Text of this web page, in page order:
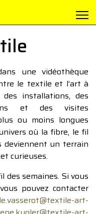
une vidéothèque
le textile et l’art à
installations, des
et des visites
ou moins longues
où la fibre, le fil
deviennent un terrain
curieuses.
des semaines. Si vous
pouvez contacter
le.vasserot@textile-art-